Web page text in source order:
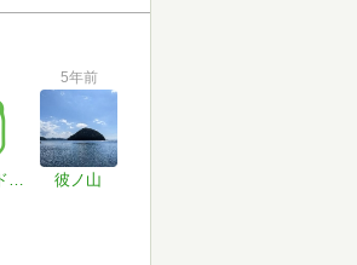
レイモンド・ボゥ
5年前
彼ノ山